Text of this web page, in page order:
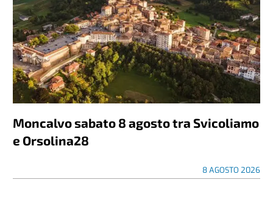
Moncalvo sabato 8 agosto tra Svicoliamo
e Orsolina28
8 AGOSTO 2026